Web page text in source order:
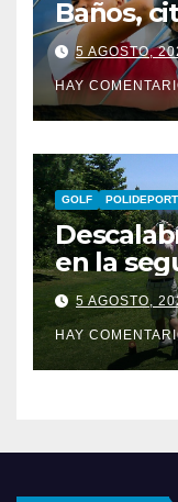
Baños,
parte
el
5 AGOSTO,
HAY
GOLF
en la
Reid
‘los
5 AGOSTO,
HAY